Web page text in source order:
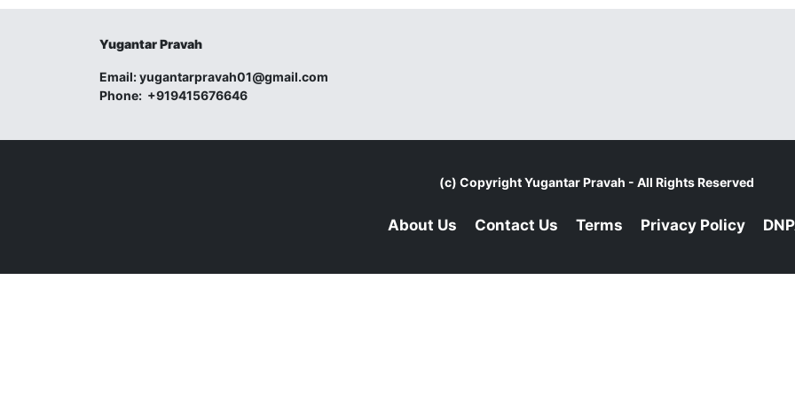
Yugantar Pravah
Email:yugantarpravah01@gmail.com
Phone: +919415676646
(c) CopyrightYugantar Pravah - All Rights Reserved
About Us Contact Us Terms Privacy Policy